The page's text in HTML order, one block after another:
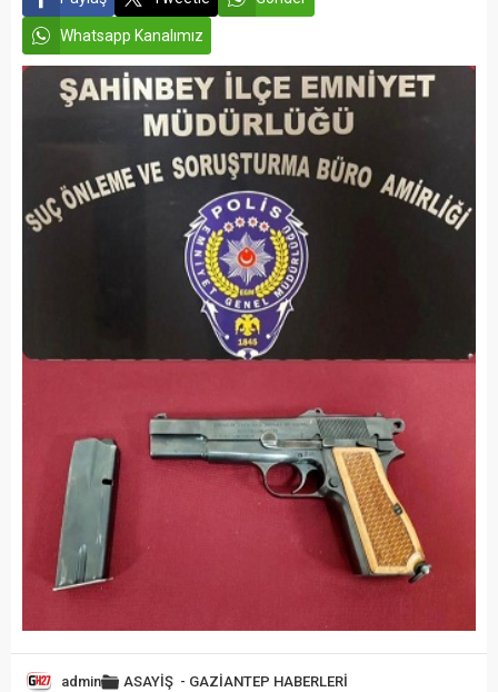
Whatsapp Kanalımız
admin ASAYİŞ - GAZİANTEP HABERLERİ